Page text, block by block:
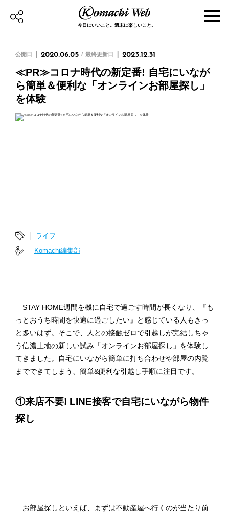
今日にいいこと。週末に楽しいこと。
公開日 2020.06.05 最終更新日 2023.12.31
≪PR≫コロナ時代の新定番! 自宅にいなが
ら簡単＆便利な「オンラインお部屋探し」
を体験
ライフ
Komachi編集部
STAY HOME週間を機に自宅で過ごす時間が長くなり、『も
っとおうち時間を快適に過ごしたい』と感じている人もきっ
と多いはず。そこで、人との接触ゼロで引越しが完結しちゃ
う信濃土地の新しい試み「オンラインお部屋探し」を体験し
てきました。自宅にいながら簡単に打ち合わせや部屋の内覧
までできてしまう、簡単&便利な引越し手順に注目です。
①来店不要! LINE接客で自宅にいながら物件
探し
お部屋探しといえば、まずは不動産屋へ行くのが当たり前